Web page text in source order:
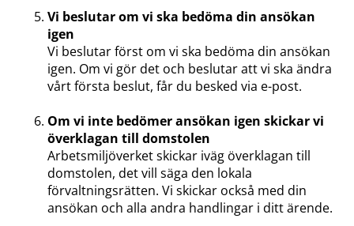
Vi beslutar om vi ska bedöma din ansökan
igen
Vi beslutar först om vi ska bedöma din ansökan
igen. Om vi gör det och beslutar att vi ska ändra
vårt första beslut, får du besked via e-post.
Om vi inte bedömer ansökan igen skickar vi
överklagan till domstolen
Arbetsmiljöverket skickar iväg överklagan till
domstolen, det vill säga den lokala
förvaltningsrätten. Vi skickar också med din
ansökan och alla andra handlingar i ditt ärende.